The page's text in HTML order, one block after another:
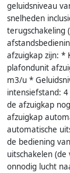
geluidsniveau
snelheden
terugschakeling
afzuigkap zijn: *
plafondunit
m3/u *
intensiefstand:
de afzuigkap
afzuigkap
automatische
de bediening
uitschakelen
onnodig lucht